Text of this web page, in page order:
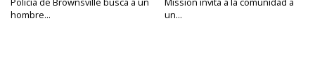
hombre...
un...